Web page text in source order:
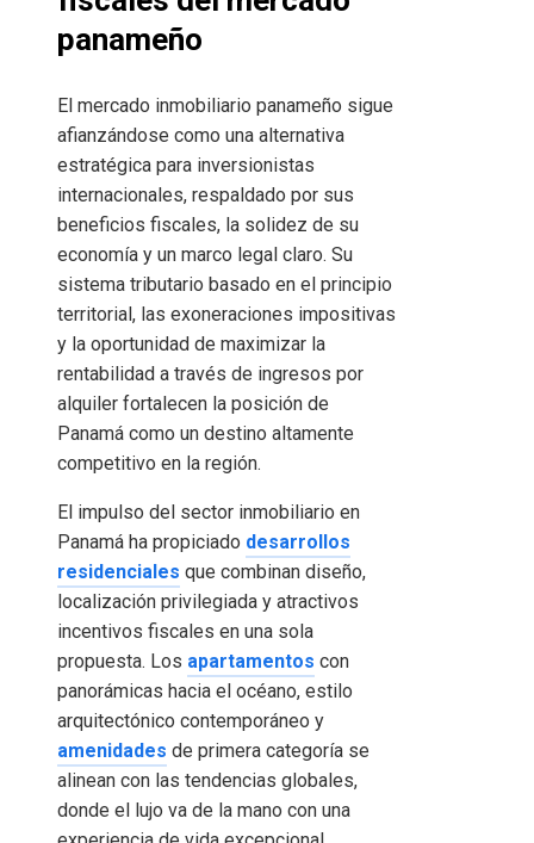
panameño
El mercado inmobiliario panameño sigue
afianzándose como una alternativa
estratégica para inversionistas
internacionales, respaldado por sus
beneficios fiscales, la solidez de su
economía y un marco legal claro. Su
sistema tributario basado en el principio
territorial, las exoneraciones impositivas
y la oportunidad de maximizar la
rentabilidad a través de ingresos por
alquiler fortalecen la posición de
Panamá como un destino altamente
competitivo en la región.
El impulso del sector inmobiliario en
Panamá ha propiciado desarrollos
residenciales que combinan diseño,
localización privilegiada y atractivos
incentivos fiscales en una sola
propuesta. Los apartamentos con
panorámicas hacia el océano, estilo
arquitectónico contemporáneo y
amenidades de primera categoría se
alinean con las tendencias globales,
donde el lujo va de la mano con una